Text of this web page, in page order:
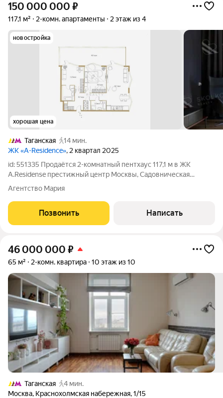
150 000 000 ₽
117,1 м² 2-комн. апартаменты 2 этаж из 4
новостройка
хорошая цена
Таганская
14 мин.
ЖК «A-Residence», 2 квартал 2025
id: 551335 Продаётся 2-комнатный пентхаус 117,1 м в ЖК
A.Residense престижный центр Москвы, Садовническая
набережная, рядом с м. Павелецкая. Если вы ищете вариант,
где можно жить комфортно уже сегодня и одновременно
вложиться в ликвидный актив,
Агентство Мария
Позвонить Написать
46 000 000 ₽
65 м² 2-комн. квартира 10 этаж из 10
Таганская
4 мин.
Москва, Краснохолмская набережная,1/15